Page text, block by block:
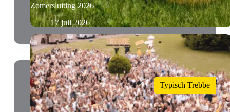
Zomersluiting 2026
17 juli 2026
Typisch Trebbe